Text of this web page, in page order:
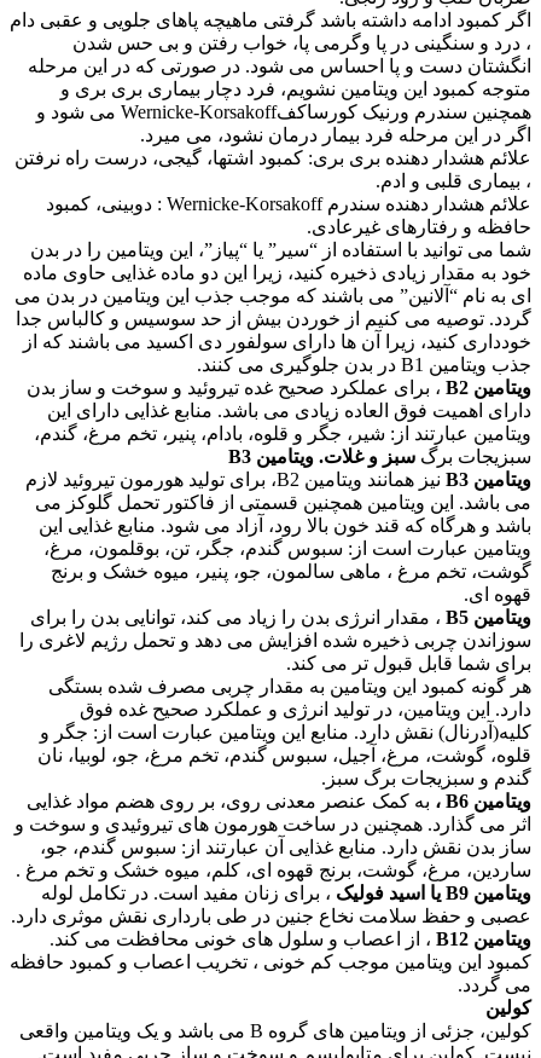
اگر کمبود ادامه داشته باشد گرفتی ماهیچه پاهای جلویی و عقبی دام
، درد و سنگینی در پا وگرمی پا، خواب رفتن و بی حس شدن
انگشتان دست و پا احساس می شود. در صورتی که در این مرحله
متوجه کمبود این ویتامین نشویم، فرد دچار بیماری بری بری و
همچنین سندرم ورنیک کورساکفWernicke-Korsakoff می شود و
اگر در این مرحله فرد بیمار درمان نشود، می میرد.
علائم هشدار دهنده بری بری: کمبود اشتها، گیجی، درست راه نرفتن
، بیماری قلبی و ادم.
علائم هشدار دهنده سندرم Wernicke-Korsakoff : دوبینی، کمبود
حافظه و رفتارهای غیرعادی.
شما می توانید با استفاده از “سیر” یا “پیاز”، این ویتامین را در بدن
خود به مقدار زیادی ذخیره کنید، زیرا این دو ماده غذایی حاوی ماده
ای به نام “آلانین” می باشند که موجب جذب این ویتامین در بدن می
گردد. توصیه می کنیم از خوردن بیش از حد سوسیس و کالباس جدا
خودداری کنید، زیرا آن ها دارای سولفور دی اکسید می باشند که از
جذب ویتامین B1 در بدن جلوگیری می کنند.
ویتامین B2
، برای عملکرد صحیح غده تیروئید و سوخت و ساز بدن
دارای اهمیت فوق العاده زیادی می باشد. منابع غذایی دارای این
ویتامین عبارتند از: شیر، جگر و قلوه، بادام، پنیر، تخم مرغ، گندم،
سبزیجات برگ سبز و غلات. ویتامین B3
ویتامین B3
نیز همانند ویتامین B2، برای تولید هورمون تیروئید لازم
می باشد. این ویتامین همچنین قسمتی از فاکتور تحمل گلوکز می
باشد و هرگاه که قند خون بالا رود، آزاد می شود. منابع غذایی این
ویتامین عبارت است از: سبوس گندم، جگر، تن، بوقلمون، مرغ،
گوشت، تخم مرغ ، ماهی سالمون، جو، پنیر، میوه خشک و برنج
قهوه ای.
ویتامین B5
، مقدار انرژی بدن را زیاد می کند، توانایی بدن را برای
سوزاندن چربی ذخیره شده افزایش می دهد و تحمل رژیم لاغری را
برای شما قابل قبول تر می کند.
هر گونه کمبود این ویتامین به مقدار چربی مصرف شده بستگی
دارد. این ویتامین، در تولید انرژی و عملکرد صحیح غده فوق
کلیه(آدرنال) نقش دارد. منابع این ویتامین عبارت است از: جگر و
قلوه، گوشت، مرغ، آجیل، سبوس گندم، تخم مرغ، جو، لوبیا، نان
گندم و سبزیجات برگ سبز.
ویتامین B6 ،
به کمک عنصر معدنی روی، بر روی هضم مواد غذایی
اثر می گذارد. همچنین در ساخت هورمون های تیروئیدی و سوخت و
ساز بدن نقش دارد. منابع غذایی آن عبارتند از: سبوس گندم، جو،
ساردین، مرغ، گوشت، برنج قهوه ای، کلم، میوه خشک و تخم مرغ .
ویتامین B9 یا اسید فولیک
، برای زنان مفید است. در تکامل لوله
عصبی و حفظ سلامت نخاع جنین در طی بارداری نقش موثری دارد.
ویتامین B12
، از اعصاب و سلول های خونی محافظت می کند.
کمبود این ویتامین موجب کم خونی ، تخریب اعصاب و کمبود حافظه
می گردد.
کولین
کولین، جزئی از ویتامین های گروه B می باشد و یک ویتامین واقعی